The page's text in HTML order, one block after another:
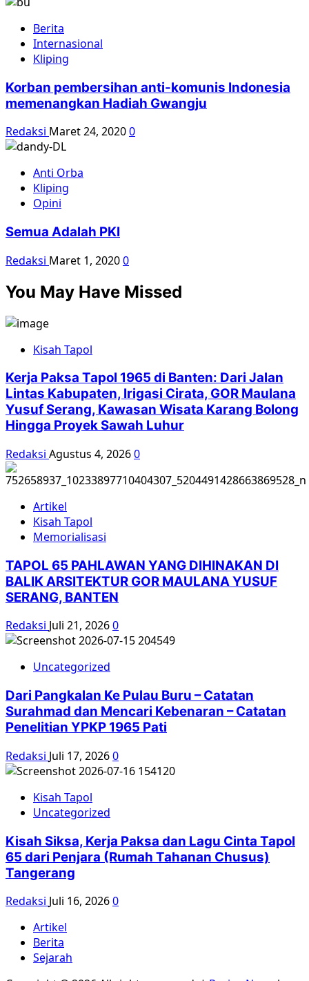
Berita
Internasional
Kliping
Korban pembersihan anti-komunis Indonesia
memenangkan Hadiah Gwangju
Redaksi Maret 24, 20200
Anti Orba
Kliping
Opini
Semua Adalah PKI
Redaksi Maret 1, 20200
You May Have Missed
Kisah Tapol
Kerja Paksa Tapol 1965 di Banten: Dari Jalan
Lintas Kabupaten, Irigasi Cirata, GOR Maulana
Yusuf Serang, Kawasan Wisata Karang Bolong
Hingga Proyek Sawah Luhur
Redaksi Agustus 4, 20260
Artikel
Kisah Tapol
Memorialisasi
TAPOL 65 PAHLAWAN YANG DIHINAKAN DI
BALIK ARSITEKTUR GOR MAULANA YUSUF
SERANG, BANTEN
Redaksi Juli 21, 20260
Uncategorized
Dari Pangkalan Ke Pulau Buru – Catatan
Surahmad dan Mencari Kebenaran – Catatan
Penelitian YPKP 1965 Pati
Redaksi Juli 17, 20260
Kisah Tapol
Uncategorized
Kisah Siksa, Kerja Paksa dan Lagu Cinta Tapol
65 dari Penjara (Rumah Tahanan Chusus)
Tangerang
Redaksi Juli 16, 20260
Artikel
Berita
Sejarah